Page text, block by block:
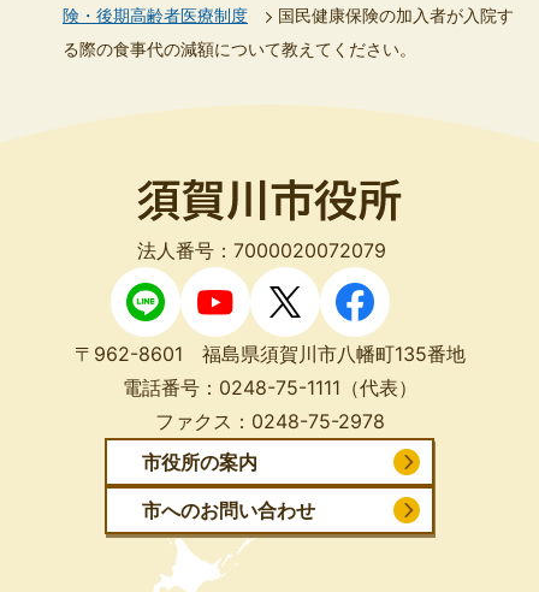
険・後期高齢者医療制度
国民健康保険の加入者が入院す
る際の食事代の減額について教えてください。
法人番号：7000020072079
〒962-8601 福島県須賀川市八幡町135番地
電話番号： 0248-75-1111 （代表）
ファクス： 0248-75-2978
市役所の案内
市へのお問い合わせ